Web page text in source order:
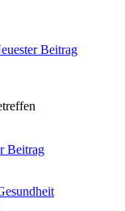
Beitrag
Beitrag